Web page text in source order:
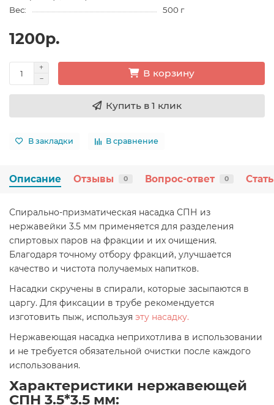
Вес:
500 г
1200р.
В корзину
Купить в 1 клик
В закладки В сравнение
Описание Отзывы 0 Вопрос-ответ 0
Спирально-призматическая насадка СПН из
нержавейки 3.5 мм применяется для разделения
спиртовых паров на фракции и их очищения.
Благодаря точному отбору фракций, улучшается
качество и чистота получаемых напитков.
Насадки скручены в спирали, которые засыпаются в
царгу. Для фиксации в трубе рекомендуется
изготовить пыж, используя эту насадку.
Нержавеющая насадка неприхотлива в использовании
и не требуется обязательной очистки после каждого
использования.
Характеристики нержавеющей
СПН 3.5*3.5 мм: